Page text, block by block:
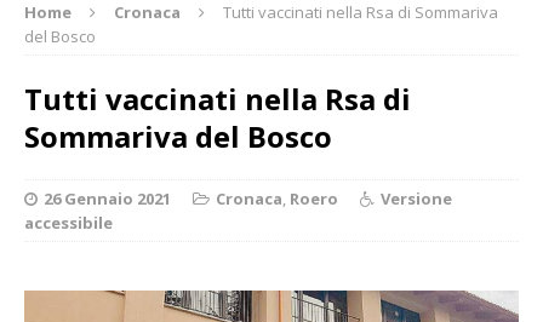
Home Cronaca
Tutti vaccinati nella Rsa di Sommariva
del Bosco
Tutti vaccinati nella Rsa di
Sommariva del Bosco
26 Gennaio 2021 Cronaca, Roero
Versione
accessibile